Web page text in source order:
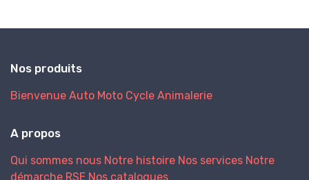
Nos produits
Bienvenue Auto Moto Cycle Animalerie
A propos
Qui sommes nous Notre histoire Nos services Notre
démarche RSE Nos catalogues